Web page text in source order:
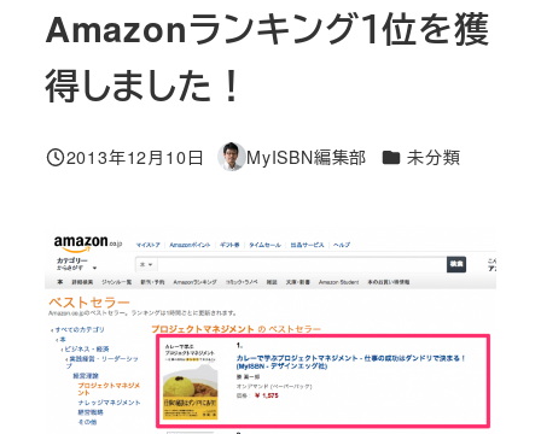
Amazonランキング１位を獲
得しました！
投稿日
2013年12月10日
著
MyISBN編集部 カテゴリー
未分類